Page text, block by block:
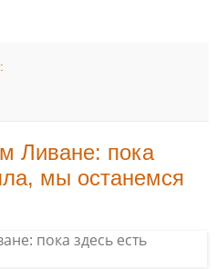
Ливане: пока
мы останемся